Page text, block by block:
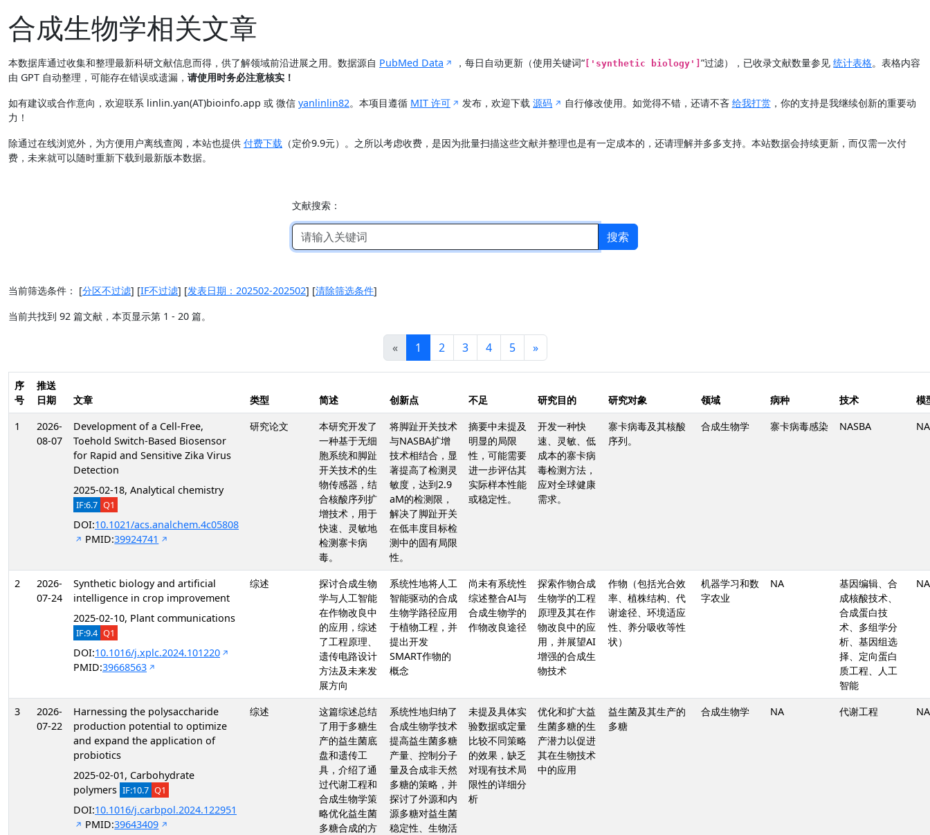
合成生物学相关文章
本数据库通过收集和整理最新科研文献信息而得，供了解领域前沿进展之用。数据源自 PubMed Data ，每日自动更新（使用关键词“ ['synthetic biology']”过滤），已收录文献数量参见统计表格。表格内容
由 GPT 自动整理，可能存在错误或遗漏， 请使用时务必注意核实！
如有建议或合作意向，欢迎联系 linlin.yan(AT)bioinfo.app 或 微信 yanlinlin82。本项目遵循 MIT 许可 发布，欢迎下载源码 自行修改使用。如觉得不错，还请不吝 给我打赏，你的支持是我继续创新的重要动
力！
除通过在线浏览外，为方便用户离线查阅，本站也提供 付费下载 （定价9.9元）。之所以考虑收费，是因为批量扫描这些文献并整理也是有一定成本的，还请理解并多多支持。本站数据会持续更新，而仅需一次付
费，未来就可以随时重新下载到最新版本数据。
文献搜索：
搜索
当前筛选条件： [分区不过滤] [IF不过滤] [发表日期：202502-202502] [清除筛选条件]
当前共找到 92 篇文献，本页显示第 1 - 20 篇。
« 1 2 3 4 5 »
序
号
推送
日期
文章 类型 简述 创新点 不足 研究目的 研究对象 领域 病种 技术
模
1
2026-
08-07
Development of a Cell-Free,
Toehold Switch-Based Biosensor
for Rapid and Sensitive Zika Virus
Detection
2025-02-18, Analytical chemistry
IF:6.7 Q1
DOI:10.1021/acs.analchem.4c05808
PMID:39924741
研究论文
本研究开发了
一种基于无细
胞系统和脚趾
开关技术的生
物传感器，结
合核酸序列扩
增技术，用于
快速、灵敏地
检测寨卡病
毒。
将脚趾开关技术
与NASBA扩增
技术相结合，显
著提高了检测灵
敏度，达到2.9
aM的检测限，
解决了脚趾开关
在低丰度目标检
测中的固有局限
性。
摘要中未提及
明显的局限
性，可能需要
进一步评估其
实际样本性能
或稳定性。
开发一种快
速、灵敏、低
成本的寨卡病
毒检测方法，
应对全球健康
需求。
寨卡病毒及其核酸
序列。
合成生物学 寨卡病毒感染 NASBA NA
2
2026-
07-24
Synthetic biology and artificial
intelligence in crop improvement
2025-02-10, Plant communications
IF:9.4 Q1
DOI:10.1016/j.xplc.2024.101220
PMID:39668563
综述
探讨合成生物
学与人工智能
在作物改良中
的应用，综述
了工程原理、
遗传电路设计
方法及未来发
展方向
系统性地将人工
智能驱动的合成
生物学路径应用
于植物工程，并
提出开发
SMART作物的
概念
尚未有系统性
综述整合AI与
合成生物学的
作物改良途径
探索作物合成
生物学的工程
原理及其在作
物改良中的应
用，并展望AI
增强的合成生
物技术
作物（包括光合效
率、植株结构、代
谢途径、环境适应
性、养分吸收等性
状）
机器学习和数
字农业
NA
基因编辑、合
成核酸技术、
合成蛋白技
术、多组学分
析、基因组选
择、定向蛋白
质工程、人工
智能
NA
3
2026-
07-22
Harnessing the polysaccharide
production potential to optimize
and expand the application of
probiotics
2025-02-01, Carbohydrate
polymers IF:10.7 Q1
DOI:10.1016/j.carbpol.2024.122951
PMID:39643409
综述
这篇综述总结
了用于多糖生
产的益生菌底
盘和遗传工
具，介绍了通
过代谢工程和
合成生物学策
略优化益生菌
多糖合成的方
系统性地归纳了
合成生物学技术
提高益生菌多糖
产量、控制分子
量及合成非天然
多糖的策略，并
探讨了外源和内
源多糖对益生菌
稳定性、生物活
未提及具体实
验数据或定量
比较不同策略
的效果，缺乏
对现有技术局
限性的详细分
析
优化和扩大益
生菌多糖的生
产潜力以促进
其在生物技术
中的应用
益生菌及其生产的
多糖
合成生物学 NA 代谢工程 NA